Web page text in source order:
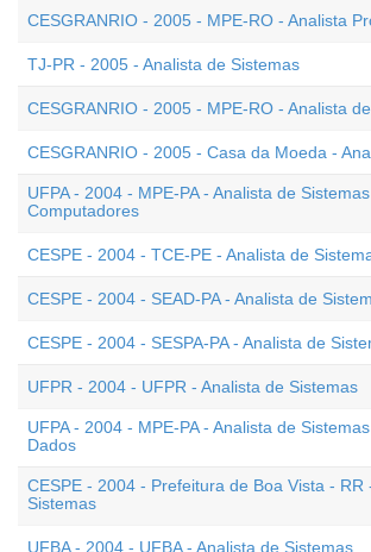
CESGRANRIO - 2005 - MPE-RO - Analista
TJ-PR - 2005 - Analista de Sistemas
CESGRANRIO - 2005 - MPE-RO - Analista
CESGRANRIO - 2005 - Casa da Moeda -
UFPA - 2004 - MPE-PA - Analista de
Computadores
CESPE - 2004 - TCE-PE - Analista de
CESPE - 2004 - SEAD-PA - Analista de
CESPE - 2004 - SESPA-PA - Analista de
UFPR - 2004 - UFPR - Analista de Sistemas
UFPA - 2004 - MPE-PA - Analista de
Dados
CESPE - 2004 - Prefeitura de Boa Vista - RR
Sistemas
UFBA - 2004 - UFBA - Analista de Sistemas